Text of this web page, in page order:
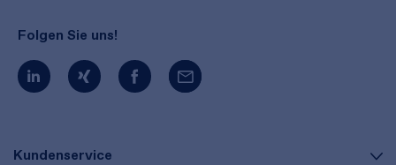
Kundenservice
Folgen Sie uns!